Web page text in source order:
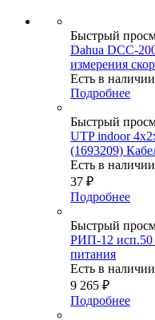
Быстрый
Dahua DCC-
измерения
Есть в наличии
Подробнее
Быстрый
UTP indoor
(1693209)
Есть в наличии
37 ₽
Подробнее
Быстрый
РИП-12
питания
Есть в наличии
9 265 ₽
Подробнее